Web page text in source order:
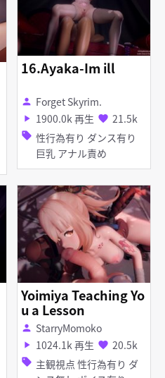
16.Ayaka-Im ill
person Forget Skyrim.
play_arrow 1900.0k 再生 favorite 21.5k
sell 性行為有り ダンス有り
巨乳 アナル責め
Yoimiya Teaching Yo
u a Lesson
person StarryMomoko
play_arrow 1024.1k 再生 favorite 20.5k
sell 主観視点 性行為有り ダ